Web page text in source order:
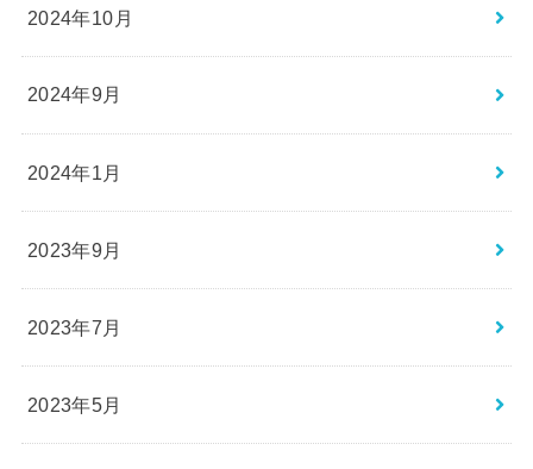
2024年10月
2024年9月
2024年1月
2023年9月
2023年7月
2023年5月